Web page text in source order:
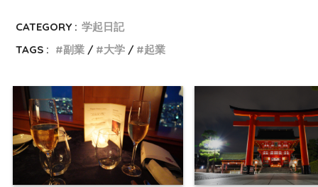
CATEGORY : 学起日記
TAGS :
副業 大学 起業